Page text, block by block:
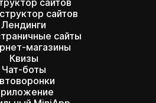
сайтов
сайтов
Лендинги
сайты
магазины
Квизы
Чат-боты